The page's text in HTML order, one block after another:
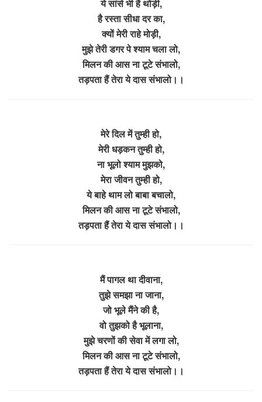
ये सांसे भी है थोड़ी,
है रस्ता सीधा दर का,
क्यों मेरी राहे मोड़ी,
मुझे तेरी डगर पे श्याम चला लो,
मिलन की आस ना टूटे संभालो,
तड़पता हैं तेरा ये दास संभालो।।
मेरे दिल में तुम्ही हो,
मेरी धड़कन तुम्ही हो,
ना भूलो श्याम मुझको,
मेरा जीवन तुम्ही हो,
ये बाहे थाम लो बाबा बचालो,
मिलन की आस ना टूटे संभालो,
तड़पता हैं तेरा ये दास संभालो।।
मैं पागल था दीवाना,
तुझे समझा ना जाना,
जो भूले मैंने की है,
वो तुझको है भूलाना,
मुझे चरणों की सेवा में लगा लो,
मिलन की आस ना टूटे संभालो,
तड़पता हैं तेरा ये दास संभालो।।